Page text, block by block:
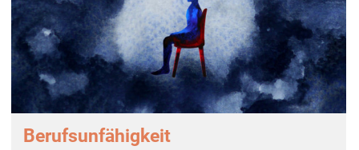
Berufsunfähigkeit